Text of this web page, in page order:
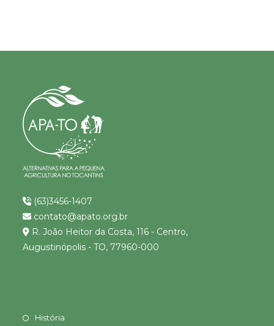
(63)3456-1407
contato@apato.org.br
R. João Heitor da Costa, 116 - Centro,
Augustinópolis - TO, 77960-000
História